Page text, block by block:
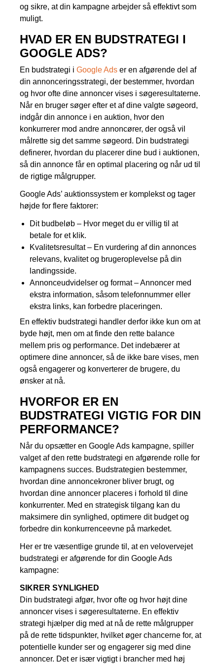
og sikre, at din kampagne arbejder så effektivt som
muligt.
HVAD ER EN BUDSTRATEGI I
GOOGLE ADS?
En budstrategi i Google Ads er en afgørende del af
din annonceringsstrategi, der bestemmer, hvordan
og hvor ofte dine annoncer vises i søgeresultaterne.
Når en bruger søger efter et af dine valgte søgeord,
indgår din annonce i en auktion, hvor den
konkurrerer mod andre annoncører, der også vil
målrette sig det samme søgeord. Din budstrategi
definerer, hvordan du placerer dine bud i auktionen,
så din annonce får en optimal placering og når ud til
de rigtige målgrupper.
Google Ads’ auktionssystem er komplekst og tager
højde for flere faktorer:
Dit budbeløb – Hvor meget du er villig til at
betale for et klik.
Kvalitetsresultat – En vurdering af din annonces
relevans, kvalitet og brugeroplevelse på din
landingsside.
Annonceudvidelser og format – Annoncer med
ekstra information, såsom telefonnummer eller
ekstra links, kan forbedre placeringen.
En effektiv budstrategi handler derfor ikke kun om at
byde højt, men om at finde den rette balance
mellem pris og performance. Det indebærer at
optimere dine annoncer, så de ikke bare vises, men
også engagerer og konverterer de brugere, du
ønsker at nå.
HVORFOR ER EN
BUDSTRATEGI VIGTIG FOR DIN
PERFORMANCE?
Når du opsætter en Google Ads kampagne, spiller
valget af den rette budstrategi en afgørende rolle for
kampagnens succes. Budstrategien bestemmer,
hvordan dine annoncekroner bliver brugt, og
hvordan dine annoncer placeres i forhold til dine
konkurrenter. Med en strategisk tilgang kan du
maksimere din synlighed, optimere dit budget og
forbedre din konkurrenceevne på markedet.
Her er tre væsentlige grunde til, at en velovervejet
budstrategi er afgørende for din Google Ads
kampagne:
SIKRER SYNLIGHED
Din budstrategi afgør, hvor ofte og hvor højt dine
annoncer vises i søgeresultaterne. En effektiv
strategi hjælper dig med at nå de rette målgrupper
på de rette tidspunkter, hvilket øger chancerne for, at
potentielle kunder ser og engagerer sig med dine
annoncer. Det er især vigtigt i brancher med høj